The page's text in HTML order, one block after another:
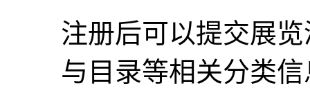
注册后可以提交展
与目录等相关分类